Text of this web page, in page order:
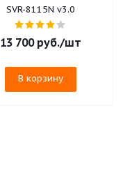
SVR-8115N v3.0
13 700руб./шт
В корзину